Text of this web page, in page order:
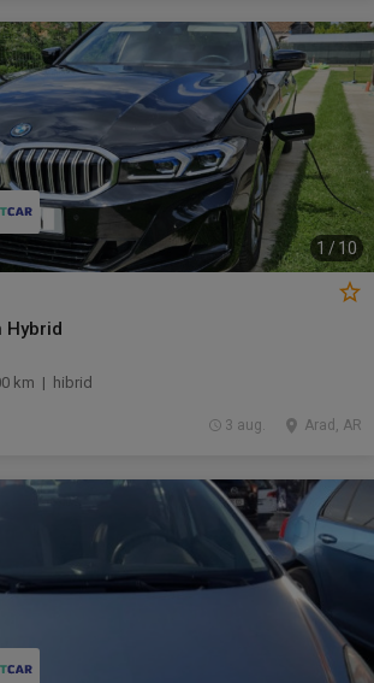
1 /10
Hybrid
km | hibrid
Arad, AR
3 aug.